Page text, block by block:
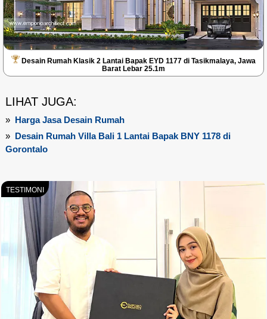
Desain Rumah Klasik 2 Lantai Bapak EYD 1177 di Tasikmalaya, Jawa
Barat Lebar 25.1m
LIHAT JUGA:
»
Harga Jasa Desain Rumah
»
Desain Rumah Villa Bali 1 Lantai Bapak BNY 1178 di
Gorontalo
TESTIMONI